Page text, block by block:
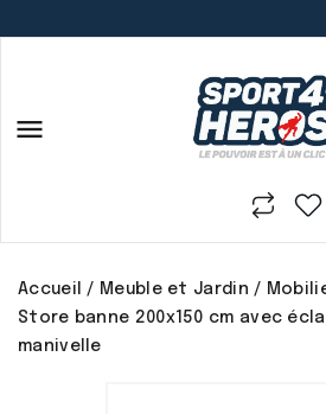

Accueil Meuble et Jardin
Store banne 200x150 cm avec
manivelle